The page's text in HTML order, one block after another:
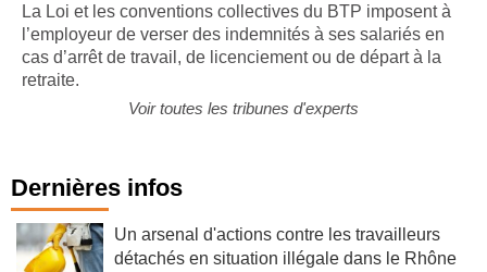
La Loi et les conventions collectives du BTP imposent à
l’employeur de verser des indemnités à ses salariés en
cas d’arrêt de travail, de licenciement ou de départ à la
retraite.
Voir toutes les tribunes d'experts
Dernières infos
Un arsenal d'actions contre les travailleurs
détachés en situation illégale dans le Rhône